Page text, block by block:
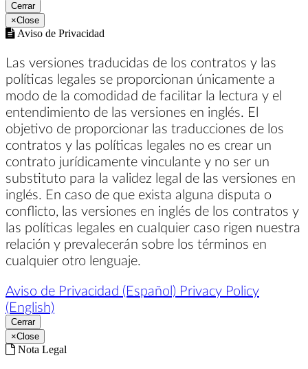
Cerrar
×Close
Aviso de Privacidad
Las versiones traducidas de los contratos y las
políticas legales se proporcionan únicamente a
modo de la comodidad de facilitar la lectura y el
entendimiento de las versiones en inglés. El
objetivo de proporcionar las traducciones de los
contratos y las políticas legales no es crear un
contrato jurídicamente vinculante y no ser un
substituto para la validez legal de las versiones en
inglés. En caso de que exista alguna disputa o
conflicto, las versiones en inglés de los contratos y
las políticas legales en cualquier caso rigen nuestra
relación y prevalecerán sobre los términos en
cualquier otro lenguaje.
Aviso de Privacidad (Español) Privacy Policy
(English)
Cerrar
×Close
Nota Legal